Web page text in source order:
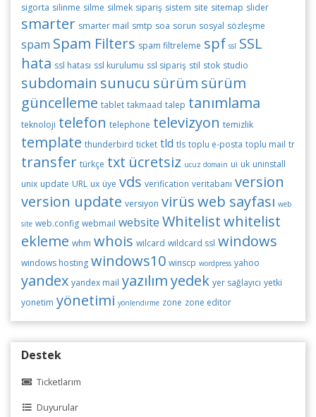
sigorta silinme silme silmek sipariş sistem site sitemap slider
smarter smarter mail smtp soa sorun sosyal sözleşme
spam Spam Filters spam filtreleme spf ssl SSL
hata ssl hatası ssl kurulumu ssl sipariş stil stok studio
subdomain sunucu sürüm sürüm
güncelleme tablet takmaad talep tanımlama
teknoloji telefon telephone televizyon temizlik
template thunderbird ticket tld tls toplu e-posta toplu mail tr
transfer türkçe txt ücretsiz ucuz domain ui uk uninstall
unix update URL ux üye vds verification veritabanı version
version update versiyon virüsweb sayfası web
site web.config webmail website Whitelistwhitelist
ekleme whm whois wilcard wildcard ssl windows
windows hosting windows10 winscp wordpress yahoo
yandex yandex mail yazılımyedek yer sağlayıcı yetki
yonetim yönetimi yönlendirme zone zone editor
Destek
Ticketlarım
Duyurular